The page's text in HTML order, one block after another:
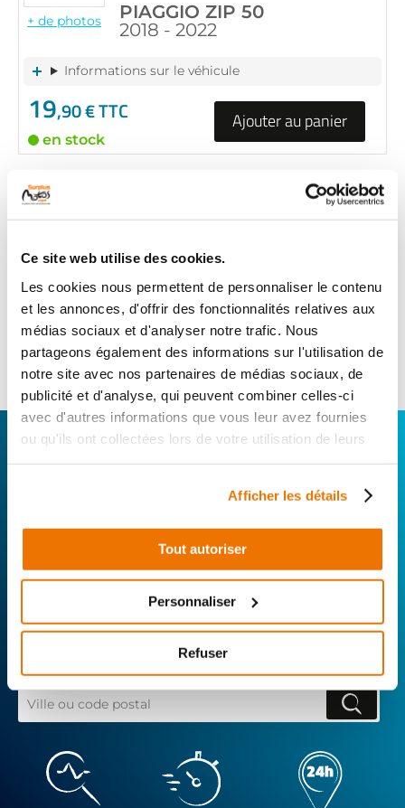
Ce site web utilise des cookies.
Les cookies nous permettent de personnaliser le contenu
et les annonces, d'offrir des fonctionnalités relatives aux
médias sociaux et d'analyser notre trafic. Nous
partageons également des informations sur l'utilisation de
notre site avec nos partenaires de médias sociaux, de
publicité et d'analyse, qui peuvent combiner celles-ci
avec d'autres informations que vous leur avez fournies
ou qu'ils ont collectées lors de votre utilisation de leurs
Afficher les détails
Tout autoriser
Personnaliser
Refuser
+ de photos
PIAGGIO ZIP 50
2018 - 2022
Informations sur le véhicule
19,90 € TTC
en stock
Ajouter au panier
+ de photos
GARDE BOUE AVANT
PIAGGIO ZIP 50
2018 - 2023
Informations sur le véhicule
22,90 € TTC
en stock
Ajouter au panier
CONNECTEZ-VOUS AVEC VOTRE
RÉPARATEUR FAVORI
technique de notre réseau de Réparateurs-
d’occasion garanties à la révision complète de
votre 2 roues, trouvez le garage le plus proche de
chez vous.
Rechercher par...